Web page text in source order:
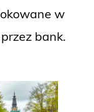
w
bank.